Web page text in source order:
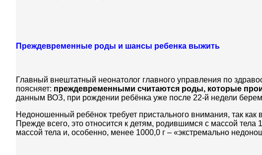
Преждевременные роды и шансы ребенка выжить
Главный внештатный неонатолог главного управления по
поясняет: преждевременными считаются роды, которые
данным ВОЗ, при рождении ребёнка уже после 22-й недели
Недоношенный ребёнок требует пристального внимания, так
Прежде всего, это относится к детям, родившимся с массой
массой тела и, особенно, менее 1000,0 г – «экстремально